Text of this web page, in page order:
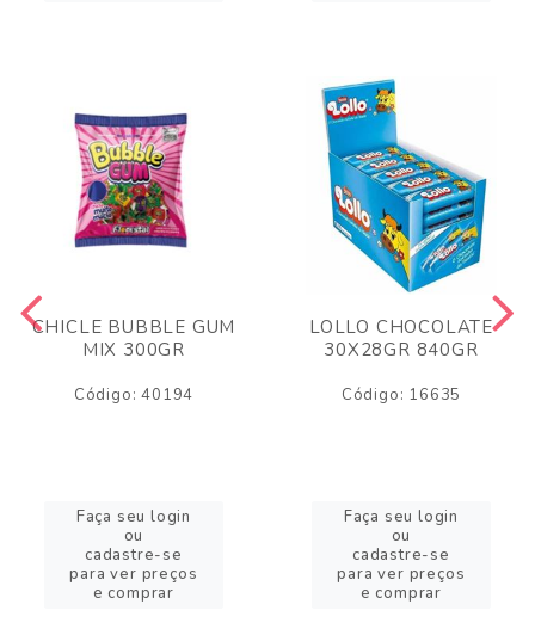
CHICLE BUBBLE GUM
MIX 300GR
Código: 40194
Faça seu login
ou
cadastre-se
para ver preços
e comprar
LOLLO CHOCOLATE
30X28GR 840GR
Código: 16635
Faça seu login
ou
cadastre-se
para ver preços
e comprar